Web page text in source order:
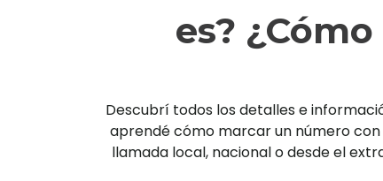
es?
Descubrí todos los detalles e
aprendé cómo marcar un número
llamada local, nacional o desde el